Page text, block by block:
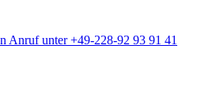
Anruf unter +49-228-92 93 91 41